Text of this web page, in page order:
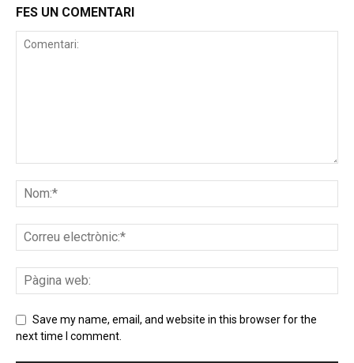
FES UN COMENTARI
Save my name, email, and website in this browser for the
next time I comment.